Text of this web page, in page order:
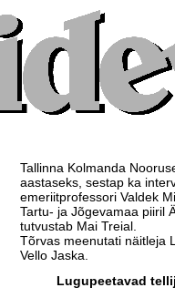
Tallinna Kolmanda
aastaseks, sestap ka
emeriitprofessori Valdek
Tartu- ja Jõgevamaa piiril
tutvustab Mai Treial.
Tõrvas meenutati näitleja
Vello Jaska.
Lugupeetavad